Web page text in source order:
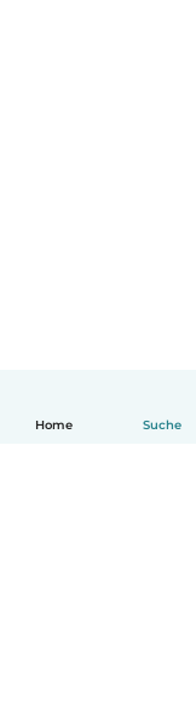
Home Suche